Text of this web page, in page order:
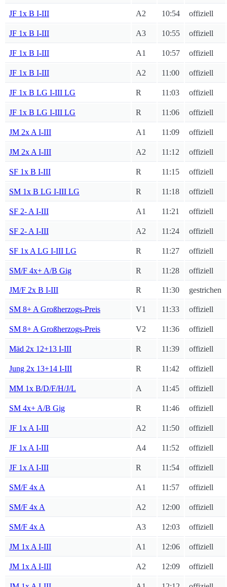
JF 1x B I-III A2 10:54 offiziell
JF 1x B I-III A3 10:55 offiziell
JF 1x B I-III A1 10:57 offiziell
JF 1x B I-III A2 11:00 offiziell
JF 1x B LG I-III LG R 11:03 offiziell
JF 1x B LG I-III LG R 11:06 offiziell
JM 2x A I-III A1 11:09 offiziell
JM 2x A I-III A2 11:12 offiziell
SF 1x B I-III R 11:15 offiziell
SM 1x B LG I-III LG R 11:18 offiziell
SF 2- A I-III A1 11:21 offiziell
SF 2- A I-III A2 11:24 offiziell
SF 1x A LG I-III LG R 11:27 offiziell
SM/F 4x+ A/B Gig R 11:28 offiziell
JM/F 2x B I-III R 11:30 gestrichen
SM 8+ A Großherzogs-Preis V1 11:33 offiziell
SM 8+ A Großherzogs-Preis V2 11:36 offiziell
Mäd 2x 12+13 I-III R 11:39 offiziell
Jung 2x 13+14 I-III R 11:42 offiziell
MM 1x B/D/F/H/J/L A 11:45 offiziell
SM 4x+ A/B Gig R 11:46 offiziell
JF 1x A I-III A2 11:50 offiziell
JF 1x A I-III A4 11:52 offiziell
JF 1x A I-III R 11:54 offiziell
SM/F 4x A A1 11:57 offiziell
SM/F 4x A A2 12:00 offiziell
SM/F 4x A A3 12:03 offiziell
JM 1x A I-III A1 12:06 offiziell
JM 1x A I-III A2 12:09 offiziell